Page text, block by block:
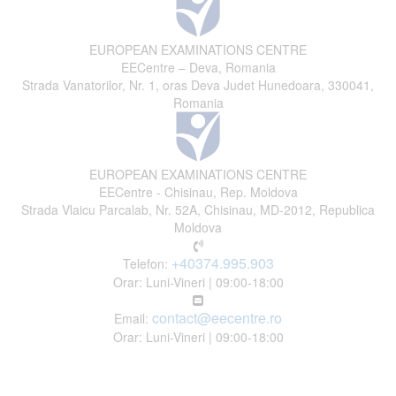
EUROPEAN EXAMINATIONS CENTRE
EECentre – Deva, Romania
Strada Vanatorilor, Nr. 1, oras Deva Judet Hunedoara, 330041,
Romania
EUROPEAN EXAMINATIONS CENTRE
EECentre - Chisinau, Rep. Moldova
Strada Vlaicu Parcalab, Nr. 52A, Chisinau, MD-2012, Republica
Moldova
Telefon: +40374.995.903
Orar: Luni-Vineri | 09:00-18:00
Email: contact@eecentre.ro
Orar: Luni-Vineri | 09:00-18:00